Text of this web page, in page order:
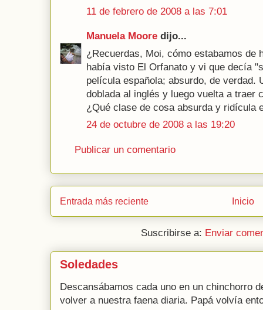
11 de febrero de 2008 a las 7:01
Manuela Moore dijo...
¿Recuerdas, Moi, cómo estabamos de
había visto El Orfanato y vi que decía
película española; absurdo, de verdad.
doblada al inglés y luego vuelta a traer
¿Qué clase de cosa absurda y ridícula
24 de octubre de 2008 a las 19:20
Publicar un comentario
Entrada más reciente Inicio
Suscribirse a: Enviar
Soledades
Descansábamos cada uno en un chinchorro
volver a nuestra faena diaria. Papá volvía